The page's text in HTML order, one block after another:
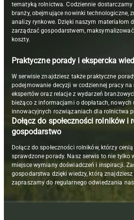
tematyką rolnictwa. Codziennie
branży, obejmujące nowinki technologiczne,
analizy rynkowe. Dzięki naszym materiałom
zarządzać gospodarstwem,
koszty.
Praktyczne porady i ekspercka
W serwisie znajdziesz także praktyczne
podejmowanie decyzji w codziennej pracy na
ekspertów oraz relacje z wydarzeń
bieżąco z informacjami o dopłatach, nowych
innowacyjnych rozwiązaniach dla rolnictwa
Dołącz do społeczności rolników i
gospodarstwo
Dołącz do społeczności rolników, którzy
sprawdzone porady. Nasz serwis to nie tylko
miejsce wymiany doświadczeń i inspiracji.
gospodarstwa dzięki wiedzy, którą
zapraszamy do regularnego odwiedzania